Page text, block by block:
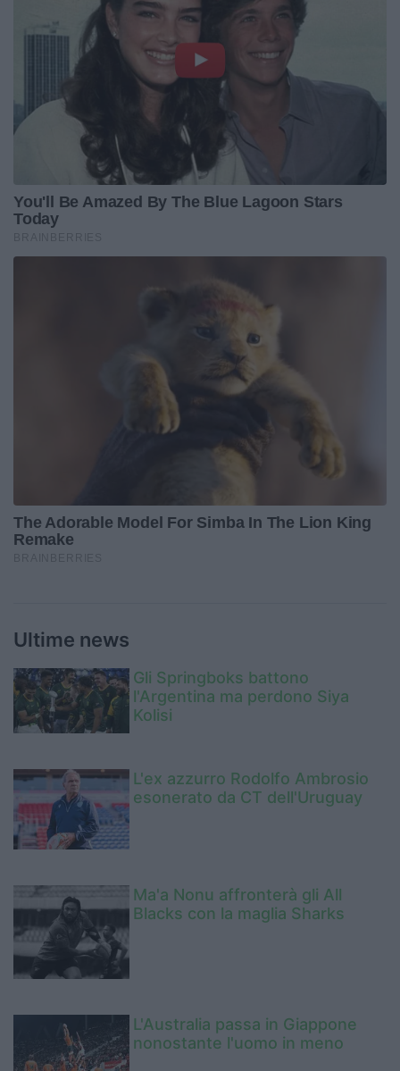
Ultime news
Gli Springboks battono
l'Argentina ma perdono Siya
Kolisi
L'ex azzurro Rodolfo Ambrosio
esonerato da CT dell'Uruguay
Ma'a Nonu affronterà gli All
Blacks con la maglia Sharks
L'Australia passa in Giappone
nonostante l'uomo in meno